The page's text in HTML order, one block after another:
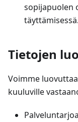
sopijapuolen
täyttämisessä.
Tietojen
Voimme
kuuluville